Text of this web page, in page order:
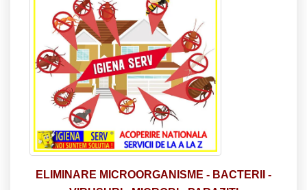
ELIMINARE MICROORGANISME - BACTERII -